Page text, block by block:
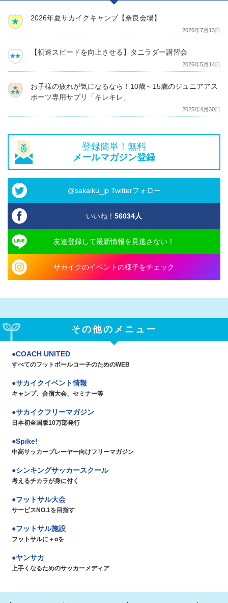
2026年夏サカイクキャンプ【奈良会場】
2026年7月13日
【初速スピードを向上させる】タニラダー講習会
2026年5月14日
お子様の疲れが気になるなら！10歳～15歳のジュニアアス
ポーツ専用サプリ「キレキレ」
2025年4月30日
登録簡単！無料
メールマガジン登録
@sakaiku_jp Twitterフォロー
いいね！ 56034人
友達登録して最新情報を見逃さない！
サカイクのイベントの様子をチェック
その他のメニュー
COACH UNITED
すべてのフットボールコーチのためのWEB
サカイクイベント情報
キャンプ、合宿大会、セミナー等
サカイクフリーマガジン
日本初全国版10万部発行
Spike!
中高サッカープレーヤー向けフリーマガジン
シンキングサッカースクール
考えるチカラが身に付く
フットサル大会
サービスNO.1を目指す
フットサル施設
フットサルに＋αを
ヤンサカ
上手くなるためのサッカーメディア